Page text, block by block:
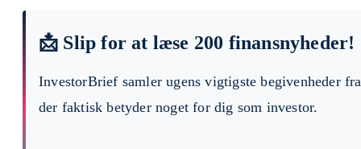
📩 Slip for at læse 200 finansnyheder!
InvestorBrief samler ugens vigtigste begivenheder
der faktisk betyder noget for dig som investor.